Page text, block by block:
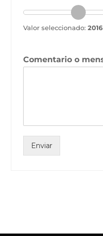
Valor seleccionado:2016
Comentario o
Enviar